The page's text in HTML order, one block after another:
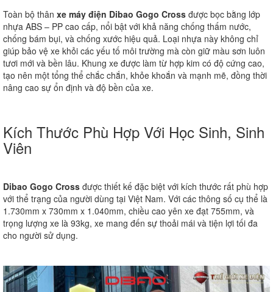
Toàn bộ thân xe máy điện Dibao Gogo Cross được bọc bằng lớp
nhựa ABS – PP cao cấp, nổi bật với khả năng chống thấm nước,
chống bám bụi, và chống xước hiệu quả. Loại nhựa này không chỉ
giúp bảo vệ xe khỏi các yếu tố môi trường mà còn giữ màu sơn luôn
tươi mới và bền lâu. Khung xe được làm từ hợp kim có độ cứng cao,
tạo nên một tổng thể chắc chắn, khỏe khoắn và mạnh mẽ, đồng thời
nâng cao sự ổn định và độ bền của xe.
Kích Thước Phù Hợp Với Học Sinh, Sinh
Viên
Dibao Gogo Cross được thiết kế đặc biệt với kích thước rất phù hợp
với thể trạng của người dùng tại Việt Nam. Với các thông số cụ thể là
1.730mm x 730mm x 1.040mm, chiều cao yên xe đạt 755mm, và
trọng lượng xe là 93kg, xe mang đến sự thoải mái và tiện lợi tối đa
cho người sử dụng.